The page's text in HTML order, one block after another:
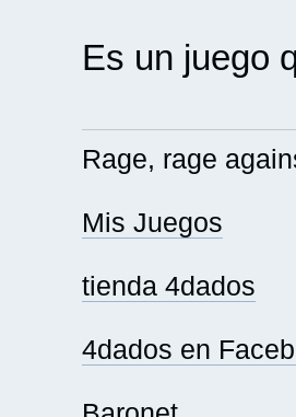
Es un juego
Rage, rage
Mis Juegos
tienda 4dados
4dados en